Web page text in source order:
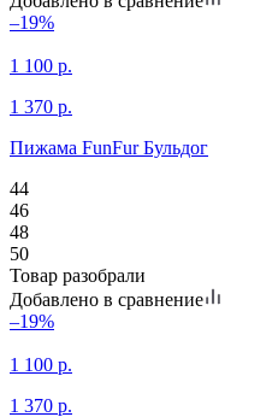
–19%
1 100 р.
1 370 р.
Пижама FunFur Бульдог
44
46
48
50
Товар разобрали
Добавлено в сравнение
–19%
1 100 р.
1 370 р.